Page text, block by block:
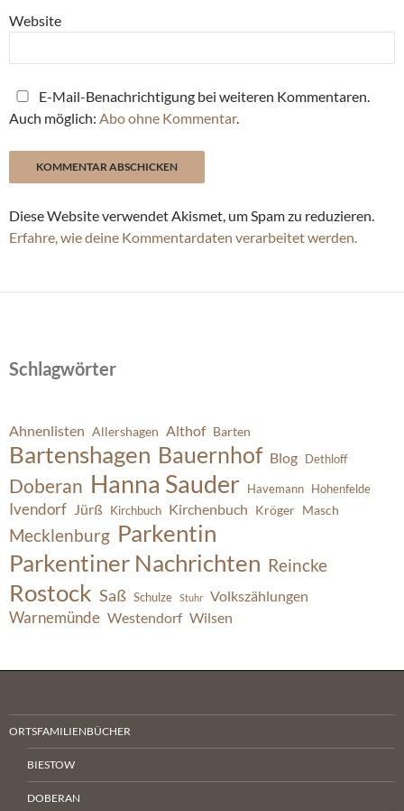
Website
E-Mail-Benachrichtigung bei weiteren Kommentaren.
Auch möglich: Abo ohne Kommentar.
Diese Website verwendet Akismet, um Spam zu reduzieren.
Erfahre, wie deine Kommentardaten verarbeitet werden.
Schlagwörter
Ahnenlisten Allershagen Althof Barten
Bartenshagen Bauernhof Blog Dethloff
Doberan Hanna Sauder Havemann Hohenfelde
Ivendorf Jürß Kirchbuch Kirchenbuch Kröger Masch
Mecklenburg Parkentin
Parkentiner Nachrichten Reincke
Rostock Saß Schulze Stuhr Volkszählungen
Warnemünde Westendorf Wilsen
ORTSFAMILIENBÜCHER
BIESTOW
DOBERAN